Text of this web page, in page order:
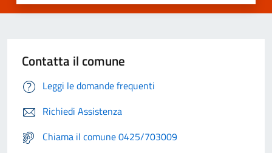
Contatta il comune
Leggi le domande frequenti
Richiedi Assistenza
Chiama il comune 0425/703009